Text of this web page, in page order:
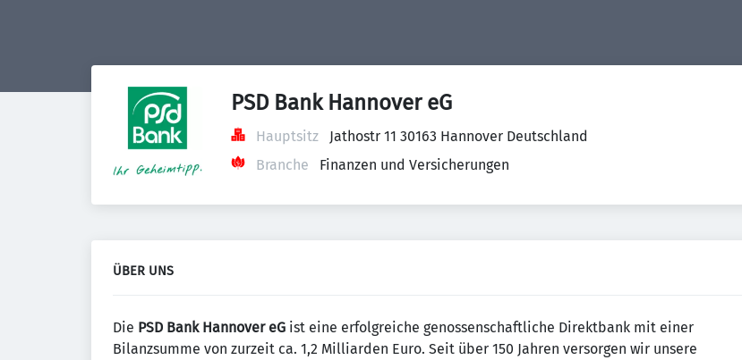
PSD Bank Hannover eG
Hauptsitz
Jathostr 11 30163 Hannover Deutschland
Branche
Finanzen und Versicherungen
ÜBER UNS
Die PSD Bank Hannover eG ist eine erfolgreiche genossenschaftliche Direktbank mit einer
Bilanzsumme von zurzeit ca. 1,2 Milliarden Euro. Seit über 150 Jahren versorgen wir unsere